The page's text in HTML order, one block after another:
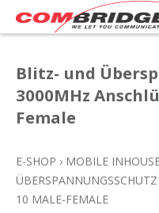
Blitz- und
3000MHz
Female
E-SHOP › MOBILE
10 MALE-FEMALE